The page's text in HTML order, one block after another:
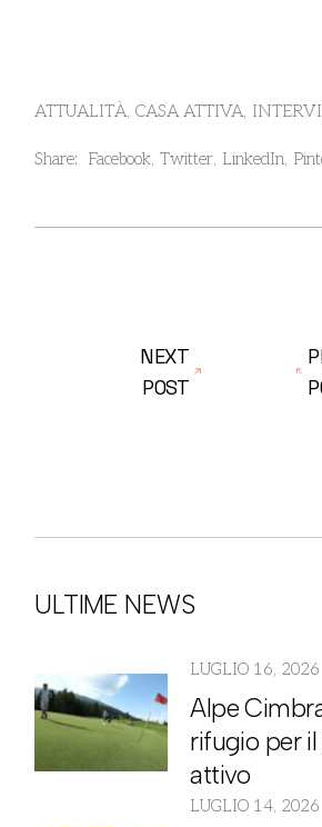
ATTUALITÀ CASA ATTIVA
Share: Facebook Twitter LinkedIn
NEXT
POST
ULTIME NEWS
LUGLIO 16, 2026
Alpe
rifugio per
attivo
LUGLIO 14, 2026